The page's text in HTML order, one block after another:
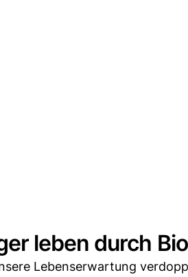
leben durch
Lebenserwartung